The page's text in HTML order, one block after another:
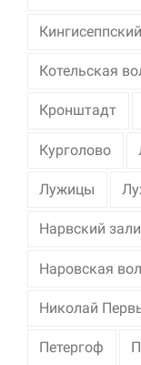
Котельская
Кронштадт
Курголово
Лужицы
Нарвский
Наровская
Николай
Петергоф